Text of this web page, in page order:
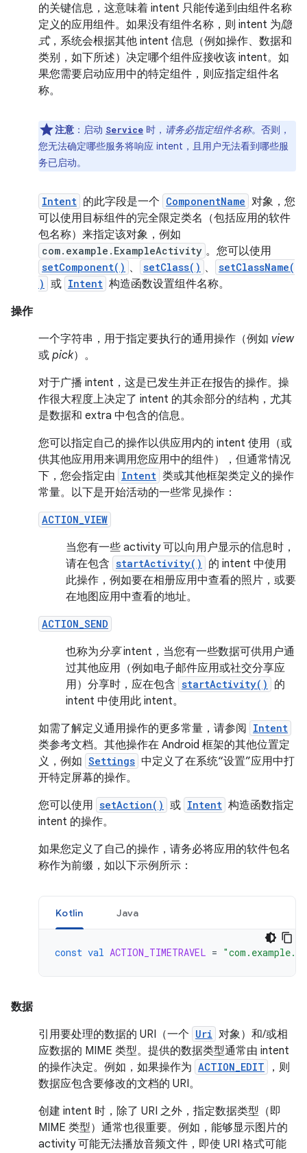
的关键信息，这意味着 intent 只能传递到由组件名称
定义的应用组件。如果没有组件名称，则 intent 为隐
式，系统会根据其他 intent 信息（例如操作、数据和
类别，如下所述）决定哪个组件应接收该 intent。如
果您需要启动应用中的特定组件，则应指定组件名
称。
注意 ：启动 Service 时， 请务必指定组件名称。否则，
您无法确定哪些服务将响应 intent，且用户无法看到哪些服
务已启动。
Intent 的此字段是一个 ComponentName 对象，您
可以使用目标组件的完全限定类名（包括应用的软件
包名称）来指定该对象，例如
com.example.ExampleActivity 。您可以使用
setComponent() 、 setClass() 、
setClassName(
) 或 Intent 构造函数设置组件名称。
操作
一个字符串，用于指定要执行的通用操作（例如 view
或 pick）。
对于广播 intent，这是已发生并正在报告的操作。操
作很大程度上决定了 intent 的其余部分的结构，尤其
是数据和 extra 中包含的信息。
您可以指定自己的操作以供应用内的 intent 使用（或
供其他应用用来调用您应用中的组件），但通常情况
下，您会指定由 Intent 类或其他框架类定义的操作
常量。以下是开始活动的一些常见操作：
ACTION_VIEW
当您有一些 activity 可以向用户显示的信息时，
请在包含 startActivity()
的 intent 中使用
此操作，例如要在相册应用中查看的照片，或要
在地图应用中查看的地址。
ACTION_SEND
也称为分享intent，当您有一些数据可供用户通
过其他应用（例如电子邮件应用或社交分享应
用）分享时，应在包含 startActivity()
的
intent 中使用此 intent。
如需了解定义通用操作的更多常量，请参阅
Intent
类参考文档。其他操作在 Android 框架的其他位置定
义，例如 Settings 中定义了在系统“设置”应用中打
开特定屏幕的操作。
您可以使用 setAction() 或 Intent 构造函数指定
intent 的操作。
如果您定义了自己的操作，请务必将应用的软件包名
称作为前缀，如以下示例所示：
Kotlin Java
const val ACTION_TIMETRAVEL =
数据
引用要处理的数据的 URI（一个 Uri 对象）和/或相
应数据的 MIME 类型。提供的数据类型通常由 intent
的操作决定。例如，如果操作为 ACTION_EDIT
，则
数据应包含要修改的文档的 URI。
创建 intent 时，除了 URI 之外，指定数据类型（即
MIME 类型）通常也很重要。例如，能够显示图片的
activity 可能无法播放音频文件，即使 URI 格式可能